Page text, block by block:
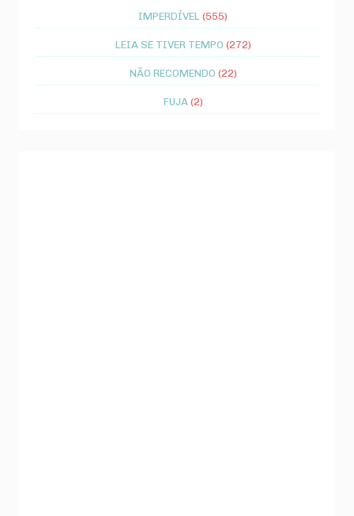
IMPERDÍVEL (555)
LEIA SE TIVER TEMPO (272)
NÃO RECOMENDO (22)
FUJA (2)